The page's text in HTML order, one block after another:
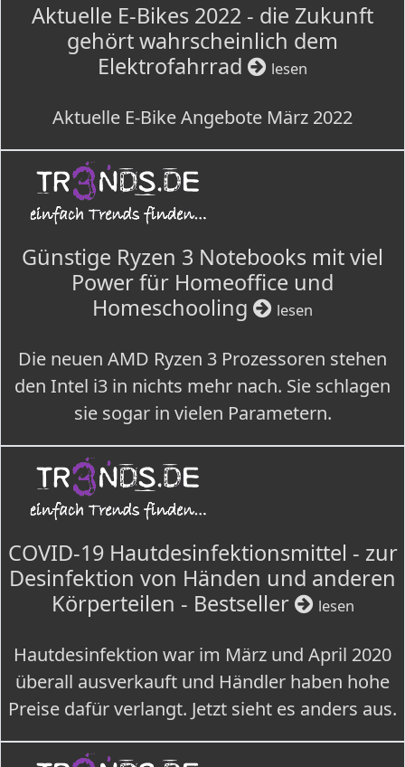
Aktuelle E-Bikes 2022 - die Zukunft
gehört wahrscheinlich dem
Elektrofahrrad
lesen
Aktuelle E-Bike Angebote März 2022
Günstige Ryzen 3 Notebooks mit viel
Power für Homeoffice und
Homeschooling
lesen
Die neuen AMD Ryzen 3 Prozessoren stehen
den Intel i3 in nichts mehr nach. Sie schlagen
sie sogar in vielen Parametern.
COVID-19 Hautdesinfektionsmittel - zur
Desinfektion von Händen und anderen
Körperteilen - Bestseller
lesen
Hautdesinfektion war im März und April 2020
überall ausverkauft und Händler haben hohe
Preise dafür verlangt. Jetzt sieht es anders aus.